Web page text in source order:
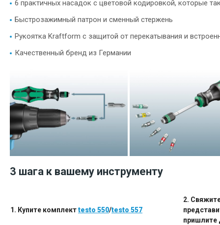
6 практичных насадок с цветовой кодировкой, которые
Быстрозажимный патрон и сменный стержень
Рукоятка Kraftform с защитой от перекатывания и
Качественный бренд из Германии
3 шага к вашему инструменту
1. Купите комплектtesto 550/testo 557
2.
пришлите